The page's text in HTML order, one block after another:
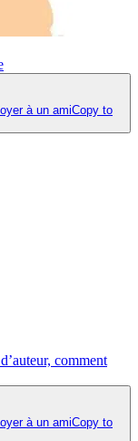
à un amiCopy to
comment
à un amiCopy to